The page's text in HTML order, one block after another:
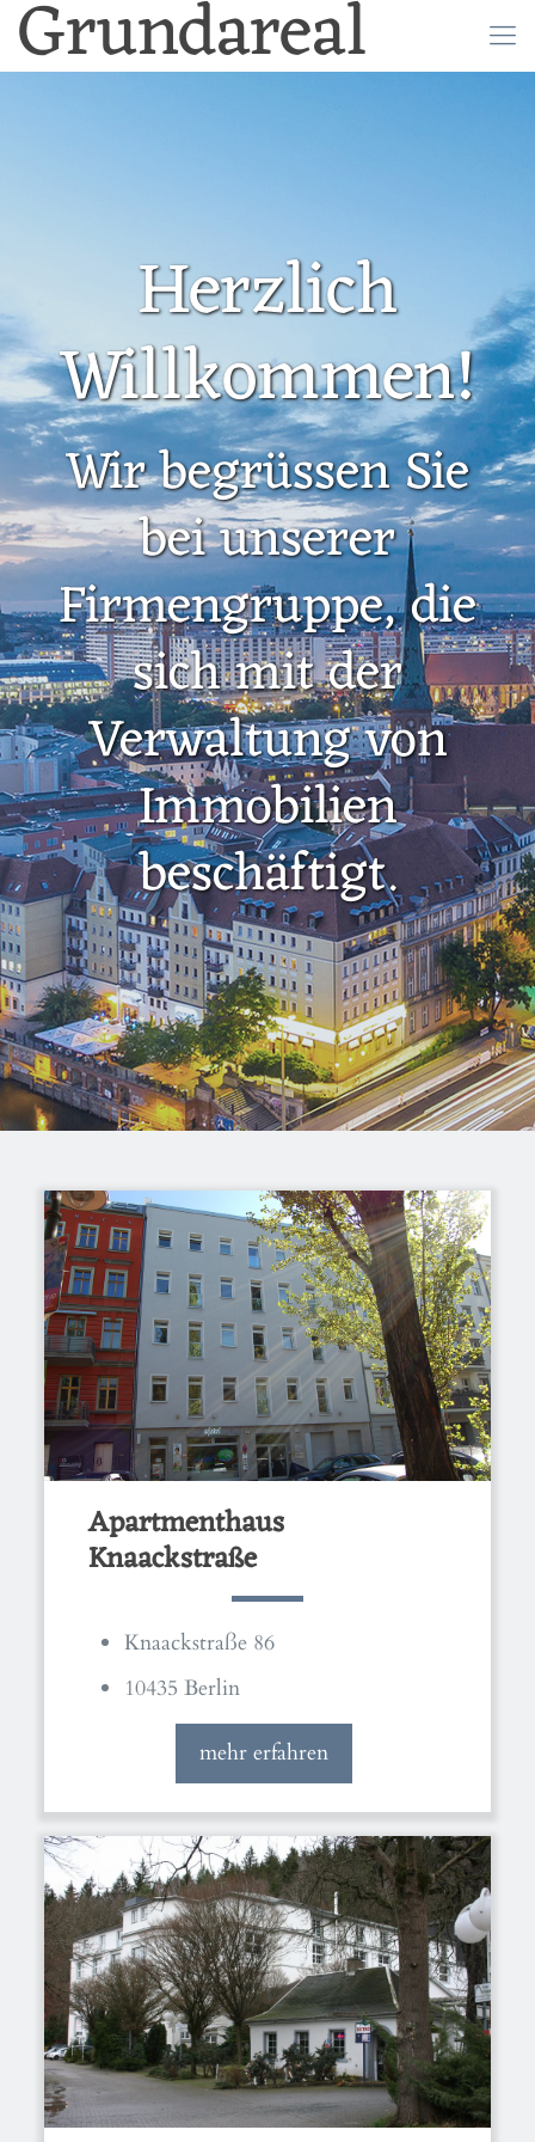
Grundareal
Herzlich
Willkommen!
Wir begrüssen Sie
bei unserer
Firmengruppe, die
sich mit der
Verwaltung von
Immobilien
beschäftigt.
Apartmenthaus
Knaackstraße
Knaackstraße 86
10435 Berlin
mehr erfahren